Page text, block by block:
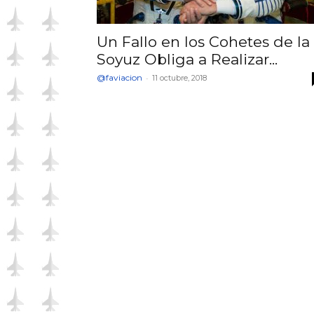
Un Fallo en los Cohetes de la
Soyuz Obliga a Realizar...
@faviacion - 11 octubre, 2018